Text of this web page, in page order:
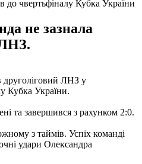
не зазнала
друголіговий ЛНЗ у
Кубка України.
та завершився з рахунком 2:0.
з таймів. Успіх команді
удари Олександра